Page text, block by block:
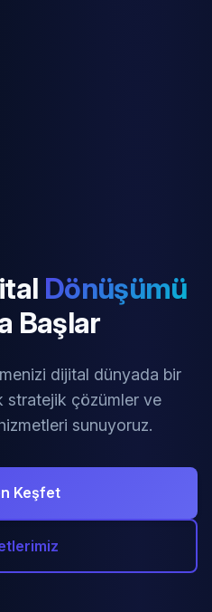
Dönüşümü
Başlar
dijital dünyada bir
stratejik çözümler ve
sunuyoruz.
Keşfet